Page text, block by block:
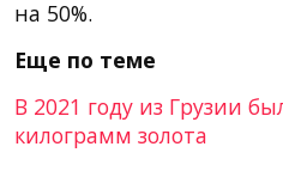
на 50%.
Еще по теме
В 2021 году из Грузии
килограмм золота